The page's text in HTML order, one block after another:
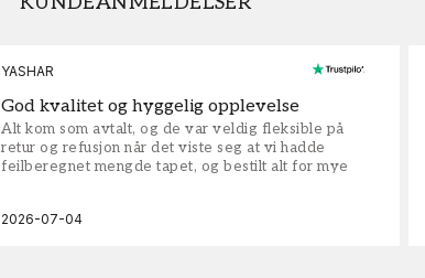
YASHAR
God kvalitet og hyggelig opplevelse
Alt kom som avtalt, og de var veldig fleksible på
retur og refusjon når det viste seg at vi hadde
feilberegnet mengde tapet, og bestilt alt for mye
2026-07-04